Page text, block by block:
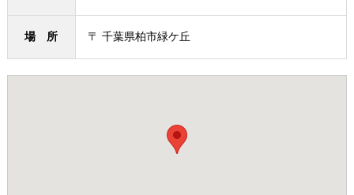
場 所 〒 千葉県柏市緑ケ丘